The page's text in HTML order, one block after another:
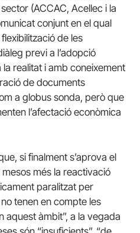
(ACCAC, Acellec i la
conjunt en el qual
de les
previ a l’adopció
realitat i amb coneixement
de documents
a globus sonda, però que
l’afectació econòmica
si finalment s’aprova el
mesos més la reactivació
paralitzat per
tenen en compte les
aquest àmbit”, a la vegada